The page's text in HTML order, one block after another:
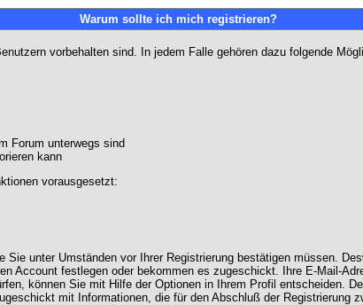
Warum sollte ich mich registrieren?
vorbehalten sind. In jedem Falle gehören dazu folgende
Forum unterwegs sind
kann
vorausgesetzt:
unter Umständen vor Ihrer Registrierung bestätigen müssen.
Account festlegen oder bekommen es zugeschickt. Ihre E-Mail-
können Sie mit Hilfe der Optionen in Ihrem Profil entscheiden.
mit Informationen, die für den Abschluß der Registrierung